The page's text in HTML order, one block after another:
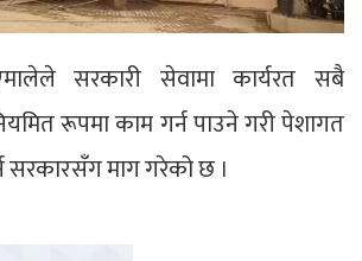
सरकारी सेवामा कार्यरत सबै
रूपमा काम गर्न पाउने गरी पेशागत
सरकारसँग माग गरेको छ ।